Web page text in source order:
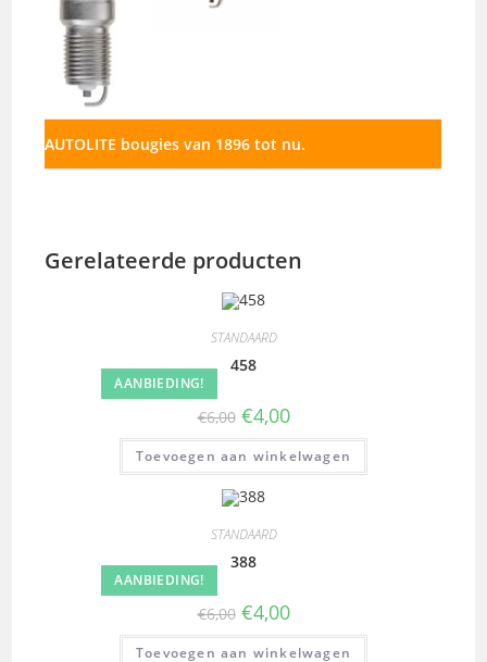
AUTOLITE bougies van 1896 tot nu.
Gerelateerde producten
AANBIEDING!
STANDAARD
458
€6,00 €4,00
Toevoegen aan winkelwagen
AANBIEDING!
STANDAARD
388
€6,00 €4,00
Toevoegen aan winkelwagen